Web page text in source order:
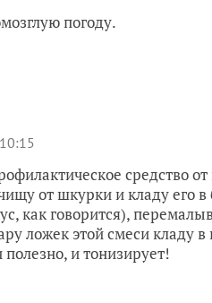
погоду.
средство
от шкурки и кладу его
как говорится),
ложек этой смеси кладу
и тонизирует!